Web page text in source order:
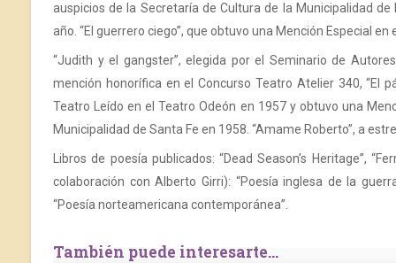
auspicios de la Secretaría de Cultura de la Municipalidad
año. “El guerrero ciego”, que obtuvo una Mención Especial
“Judith y el gangster”, elegida por el Seminario de
mención honorífica en el Concurso Teatro Atelier 340, “El
Teatro Leído en el Teatro Odeón en 1957 y obtuvo una
Municipalidad de Santa Fe en 1958. “Amame Roberto”, a
Libros de poesía publicados: “Dead Season’s Heritage”,
colaboración con Alberto Girri): “Poesía inglesa de la
“Poesía norteamericana contemporánea”.
También puede interesarte...